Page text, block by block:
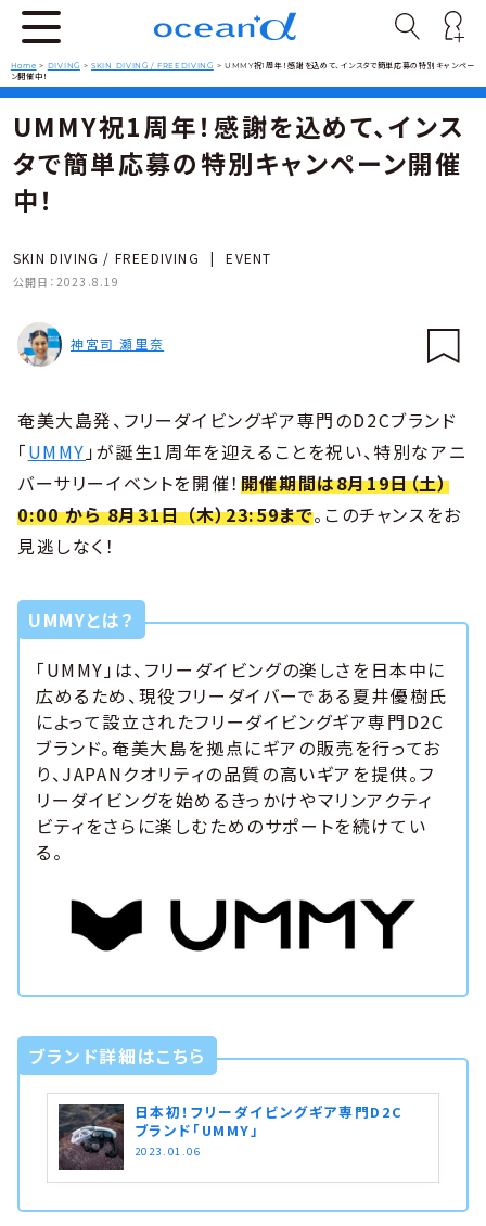
Home > DIVING >SKIN DIVING / FREEDIVING > UMMY祝1周年！感謝を込めて、インスタで簡単応募の特別キャンペー
ン開催中！
UMMY祝1周年！感謝を込めて、インス
タで簡単応募の特別キャンペーン開催
中！
SKIN DIVING / FREEDIVING | EVENT
公開日： 2023.8.19
神宮司 瀬里奈
奄美大島発、フリーダイビングギア専門のD2Cブランド
「UMMY 」が誕生1周年を迎えることを祝い、特別なアニ
バーサリーイベントを開催！ 開催期間は8月19日（土）
0:00 から 8月31日 （木）23:59まで。このチャンスをお
見逃しなく！
UMMYとは？
「UMMY」は、フリーダイビングの楽しさを日本中に
広めるため、現役フリーダイバーである夏井優樹氏
によって設立されたフリーダイビングギア専門D2C
ブランド。奄美大島を拠点にギアの販売を行ってお
り、JAPANクオリティの品質の高いギアを提供。フ
リーダイビングを始めるきっかけやマリンアクティ
ビティをさらに楽しむためのサポートを続けてい
る。
ブランド詳細はこちら
日本初！フリーダイビングギア専門D2C
ブランド「UMMY」
2023.01.06